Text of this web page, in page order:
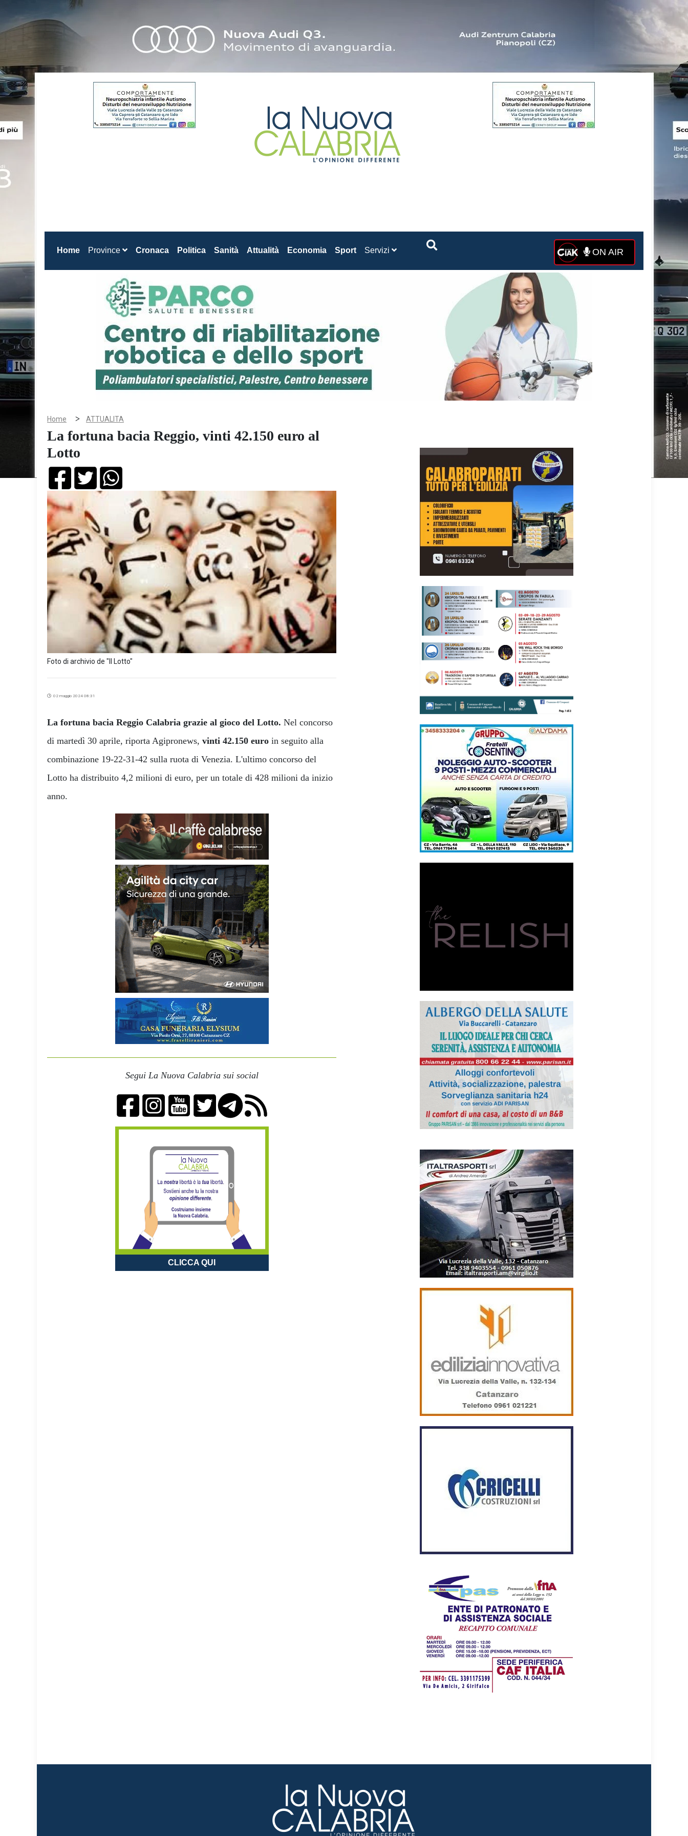
Home(current)
Province Cronaca Politica Sanità Attualità Economia Sport Servizi ON AIR
Home > ATTUALITA
La fortuna bacia Reggio, vinti 42.150 euro al
Lotto
Foto di archivio de "Il Lotto"
02 maggio 2024 08:31
La fortuna bacia Reggio Calabria grazie al gioco del Lotto. Nel concorso
di martedì 30 aprile, riporta Agipronews, vinti 42.150 euro in seguito alla
combinazione 19-22-31-42 sulla ruota di Venezia. L'ultimo concorso del
Lotto ha distribuito 4,2 milioni di euro, per un totale di 428 milioni da inizio
anno.
Segui La Nuova Calabria sui social
CLICCA QUI